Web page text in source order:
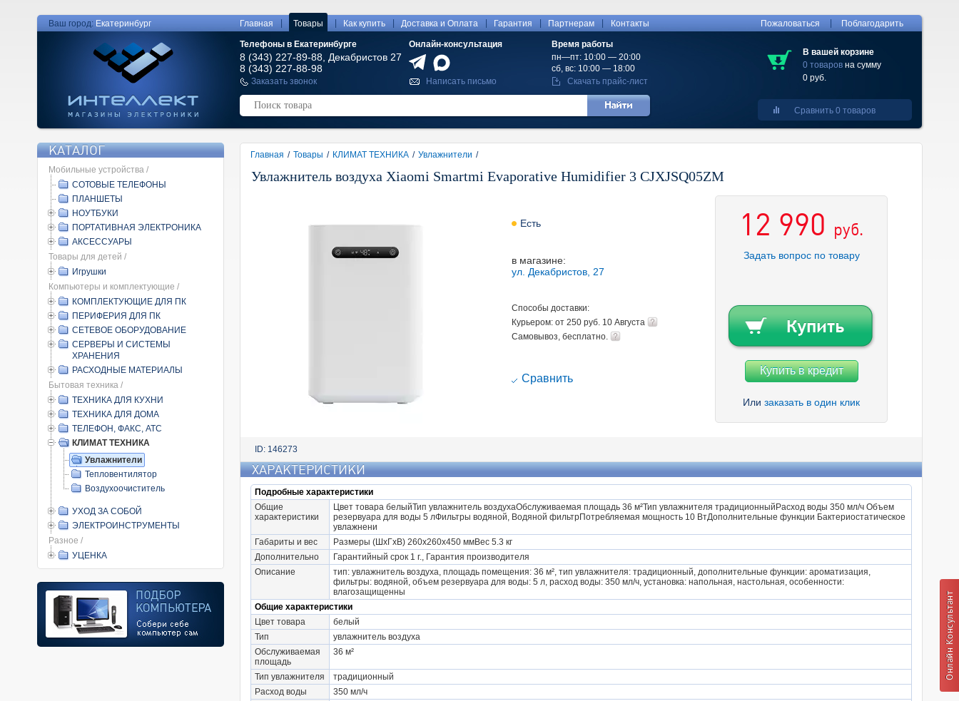
Ваш город: Екатеринбург Главная Товары Как купить Доставка и Оплата Гарантия Партнерам Контакты
Телефоны в Екатеринбурге
8 (343) 227-89-88, Декабристов 27
8 (343) 227-88-98
Онлайн-консультация
Время работы
пн—пт: 10:00 — 20:00
сб, вс: 10:00 — 18:00
Заказать звонок
Написать письмо Скачать прайс-лист
Пожаловаться Поблагодарить
В вашей корзине
0 товаров на сумму
0 руб.
Сравнить 0 товаров
КАТАЛОГ
Мобильные устройства /
СОТОВЫЕ ТЕЛЕФОНЫ
ПЛАНШЕТЫ
НОУТБУКИ
ПОРТАТИВНАЯ ЭЛЕКТРОНИКА
АКСЕССУАРЫ
Товары для детей /
Игрушки
Компьютеры и комплектующие /
КОМПЛЕКТУЮЩИЕ ДЛЯ ПК
ПЕРИФЕРИЯ ДЛЯ ПК
СЕТЕВОЕ ОБОРУДОВАНИЕ
СЕРВЕРЫ И СИСТЕМЫ
ХРАНЕНИЯ
РАСХОДНЫЕ МАТЕРИАЛЫ
Бытовая техника /
ТЕХНИКА ДЛЯ КУХНИ
ТЕХНИКА ДЛЯ ДОМА
ТЕЛЕФОН, ФАКС, АТС
КЛИМАТ ТЕХНИКА
Увлажнители
Тепловентилятор
Воздухоочиститель
УХОД ЗА СОБОЙ
ЭЛЕКТРОИНСТРУМЕНТЫ
Разное /
УЦЕНКА
Главная / Товары / КЛИМАТ ТЕХНИКА / Увлажнители /
Увлажнитель воздуха Xiaomi Smartmi Evaporative Humidifier 3 CJXJSQ05ZM
Есть
в магазине:
ул. Декабристов, 27
Способы доставки:
Курьером: от 250 руб. 10 Августа
Самовывоз, бесплатно.
Cравнить
12 990 руб.
Задать вопрос по товару
Купить в кредит
Или заказать в один клик
ID: 146273
ХАРАКТЕРИСТИКИ
Подробные характеристики
Общие
характеристики
Цвет товара белыйТип увлажнитель воздухаОбслуживаемая площадь 36 м²Тип увлажнителя традиционныйРасход воды 350 мл/ч Объем
резервуара для воды 5 лФильтры водяной, Водяной фильтрПотребляемая мощность 10 ВтДополнительные функции Бактериостатическое
увлажнени
Габариты и вес
Размеры (ШхГхВ) 260х260х450 ммВес 5.3 кг
Дополнительно
Гарантийный срок 1 г., Гарантия производителя
Описание
тип: увлажнитель воздуха, площадь помещения: 36 м², тип увлажнителя: традиционный, дополнительные функции: ароматизация,
фильтры: водяной, объем резервуара для воды: 5 л, расход воды: 350 мл/ч, установка: напольная, настольная, особенности:
влагозащищенны
Общие характеристики
Цвет товара
белый
Тип
увлажнитель воздуха
Обслуживаемая
площадь
36 м²
Тип увлажнителя
традиционный
Расход воды
350 мл/ч